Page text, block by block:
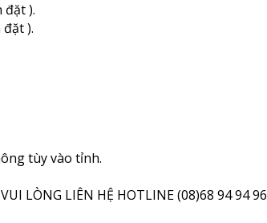
).
).
tùy vào tỉnh.
LÒNG LIÊN HỆ HOTLINE (08)68 94 94 96